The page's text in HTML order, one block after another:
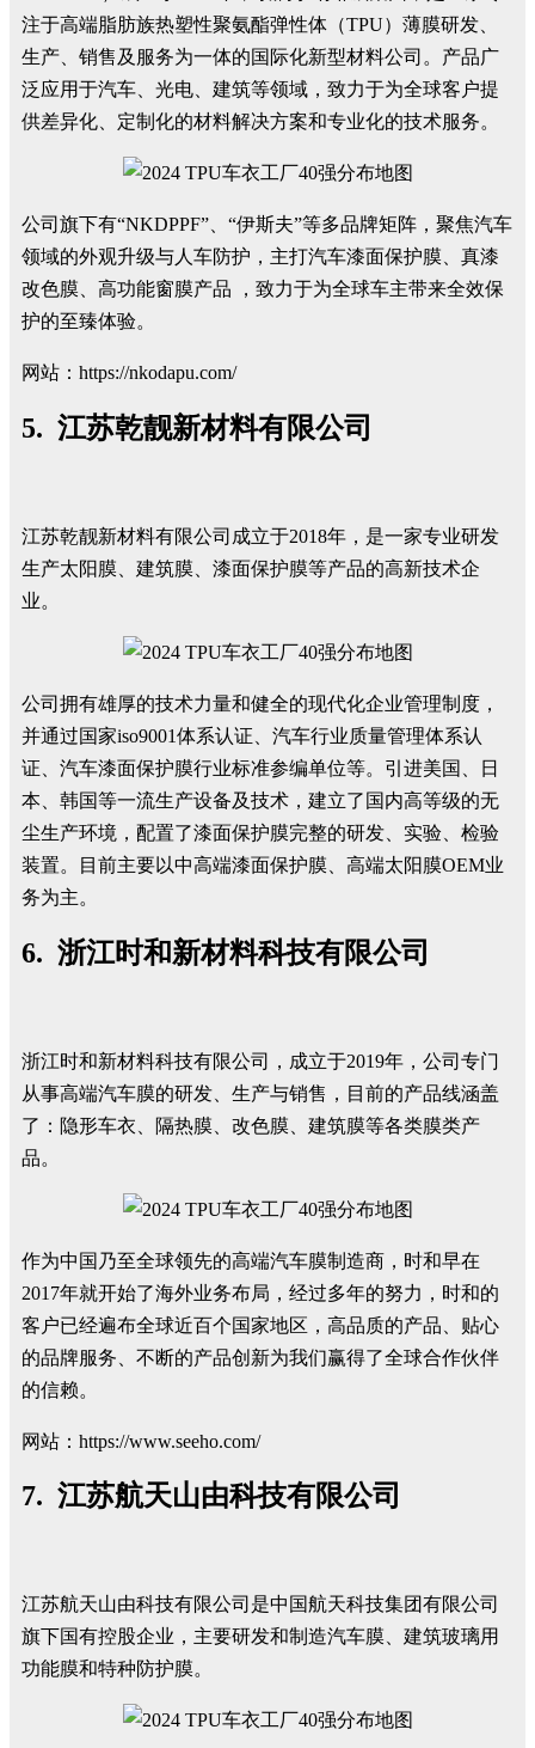
注于高端脂肪族热塑性聚氨酯弹性体（TPU）薄膜研发、
生产、销售及服务为一体的国际化新型材料公司。产品广
泛应用于汽车、光电、建筑等领域，致力于为全球客户提
供差异化、定制化的材料解决方案和专业化的技术服务。
公司旗下有“NKDPPF”、“伊斯夫”等多品牌矩阵，聚焦汽车
领域的外观升级与人车防护，主打汽车漆面保护膜、真漆
改色膜、高功能窗膜产品 ，致力于为全球车主带来全效保
护的至臻体验。
网站： https://nkodapu.com/
5. 江苏乾靓新材料有限公司
江苏乾靓新材料有限公司成立于2018年，是一家专业研发
生产太阳膜、建筑膜、漆面保护膜等产品的高新技术企
业。
公司拥有雄厚的技术力量和健全的现代化企业管理制度，
并通过国家iso9001体系认证、汽车行业质量管理体系认
证、汽车漆面保护膜行业标准参编单位等。引进美国、日
本、韩国等一流生产设备及技术，建立了国内高等级的无
尘生产环境，配置了漆面保护膜完整的研发、实验、检验
装置。目前主要以中高端漆面保护膜、高端太阳膜OEM业
务为主。
6. 浙江时和新材料科技有限公司
浙江时和新材料科技有限公司，成立于2019年，公司专门
从事高端汽车膜的研发、生产与销售，目前的产品线涵盖
了：隐形车衣、隔热膜、改色膜、建筑膜等各类膜类产
品。
作为中国乃至全球领先的高端汽车膜制造商，时和早在
2017年就开始了海外业务布局，经过多年的努力，时和的
客户已经遍布全球近百个国家地区，高品质的产品、贴心
的品牌服务、不断的产品创新为我们赢得了全球合作伙伴
的信赖。
网站：https://www.seeho.com/
7. 江苏航天山由科技有限公司
江苏航天山由科技有限公司是中国航天科技集团有限公司
旗下国有控股企业，主要研发和制造汽车膜、建筑玻璃用
功能膜和特种防护膜。